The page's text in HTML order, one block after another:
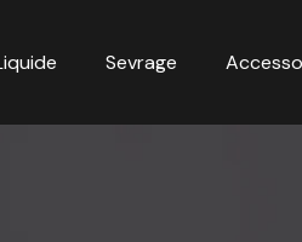
Sevrage